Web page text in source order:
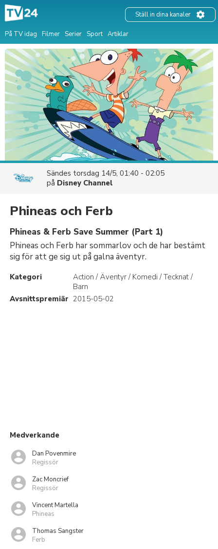
På TV idag Filmer Serier Sport Artiklar
Ställ in dina kanaler
Sändes torsdag 14/5, 01:40 - 02:05
på Disney Channel
Phineas och Ferb
Phineas & Ferb Save Summer (Part 1)
Phineas och Ferb har sommarlov och de har bestämt
sig för att ge sig ut på galna äventyr.
Kategori
Action / Äventyr / Komedi / Tecknat /
Barn
Avsnittspremiär 2015-05-02
Medverkande
Dan Povenmire
Regissör
Zac Moncrief
Regissör
Vincent Martella
Phineas
Thomas Sangster
Ferb